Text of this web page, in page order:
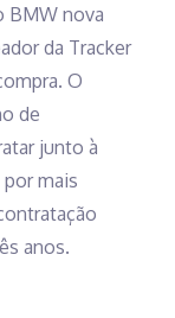
BMW nova
da Tracker
O
de
junto à
mais
anos.